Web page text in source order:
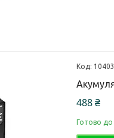
488 ₴
Готово до